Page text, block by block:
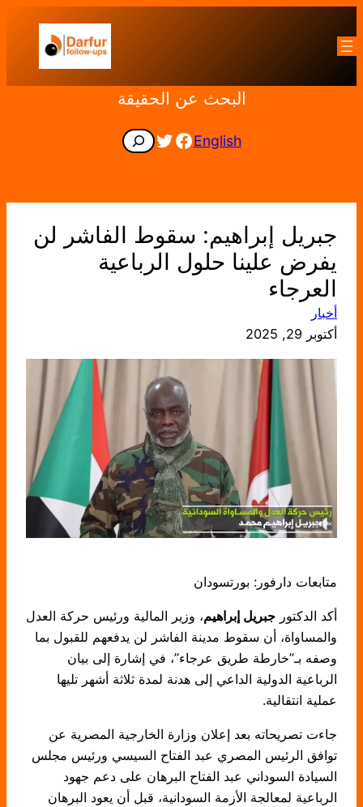
إلى
المحتوى
البحث عن الحقيقة
English
Facebook
Twitter
Search
جبريل إبراهيم: سقوط الفاشر لن
يفرض علينا حلول الرباعية
العرجاء
أخبار
أكتوبر 29, 2025
متابعات دارفور: بورتسودان
أكد الدكتور جبريل إبراهيم، وزير المالية ورئيس حركة العدل
والمساواة، أن سقوط مدينة الفاشر لن يدفعهم للقبول بما
وصفه بـ”خارطة طريق عرجاء”، في إشارة إلى بيان
الرباعية الدولية الداعي إلى هدنة لمدة ثلاثة أشهر تليها
عملية انتقالية.
جاءت تصريحاته بعد إعلان وزارة الخارجية المصرية عن
توافق الرئيس المصري عبد الفتاح السيسي ورئيس مجلس
السيادة السوداني عبد الفتاح البرهان على دعم جهود
الرباعية لمعالجة الأزمة السودانية، قبل أن يعود البرهان